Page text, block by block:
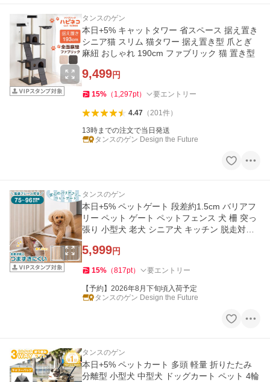
タンスのゲン
本日+5% キャットタワー 省スペース 据え置き
シニア猫 スリム 猫タワー 据え置き型 爪とぎ
麻紐 おしゃれ 190cm ファブリック 猫 置き型
9,499円
15% （ 1,297pt） 要エントリー
4.47（201件）
13時までの注文で当日発送
タンスのゲン Design the Future
タンスのゲン
本日+5% ペットゲート 段差約1.5cm バリアフ
リー ペット ゲート ペットフェンス 犬 柵 突っ
張り 小型犬 老犬 シニア犬 キッチン 脱走対策
5,999円
15% （817pt） 要エントリー
【予約】2026年8月下旬頃入荷予定
タンスのゲン Design the Future
タンスのゲン
本日+5% ペットカート 多頭 軽量 折りたたみ
分離型 小型犬 中型犬 ドッグカート ペット 4輪